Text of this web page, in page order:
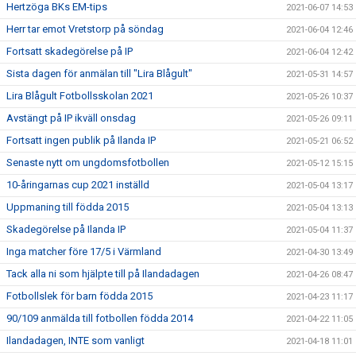
Hertzöga BKs EM-tips 2021-06-07 14:53
Herr tar emot Vretstorp på söndag 2021-06-04 12:46
Fortsatt skadegörelse på IP 2021-06-04 12:42
Sista dagen för anmälan till "Lira Blågult" 2021-05-31 14:57
Lira Blågult Fotbollsskolan 2021 2021-05-26 10:37
Avstängt på IP ikväll onsdag 2021-05-26 09:11
Fortsatt ingen publik på Ilanda IP 2021-05-21 06:52
Senaste nytt om ungdomsfotbollen 2021-05-12 15:15
10-åringarnas cup 2021 inställd 2021-05-04 13:17
Uppmaning till födda 2015 2021-05-04 13:13
Skadegörelse på Ilanda IP 2021-05-04 11:37
Inga matcher före 17/5 i Värmland 2021-04-30 13:49
Tack alla ni som hjälpte till på Ilandadagen 2021-04-26 08:47
Fotbollslek för barn födda 2015 2021-04-23 11:17
90/109 anmälda till fotbollen födda 2014 2021-04-22 11:05
Ilandadagen, INTE som vanligt 2021-04-18 11:01